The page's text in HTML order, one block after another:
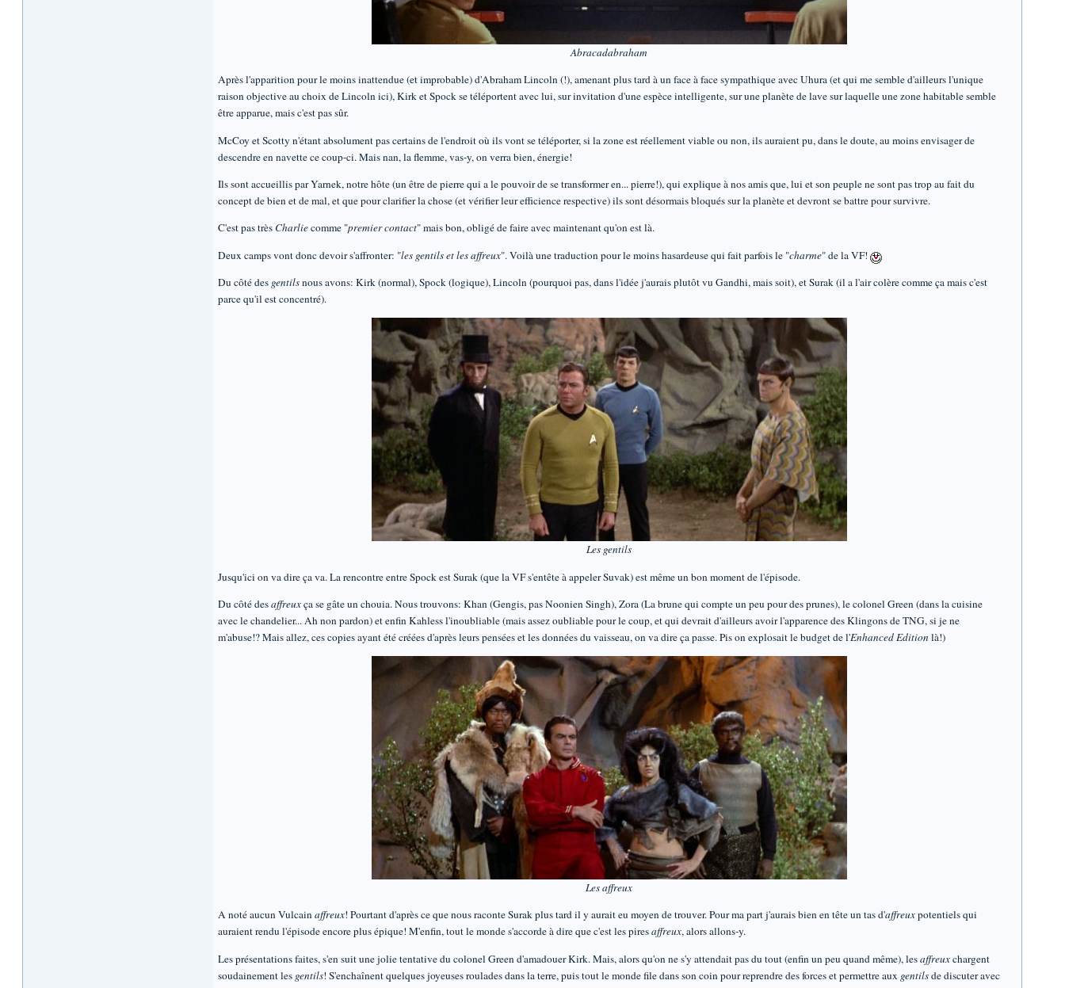
Abracadabraham
Après l'apparition pour le moins inattendue (et improbable) d'Abraham Lincoln (!), amenant plus tard à un face à face sympathique avec Uhura (et qui me semble d'ailleurs l'unique
raison objective au choix de Lincoln ici), Kirk et Spock se téléportent avec lui, sur invitation d'une espèce intelligente, sur une planète de lave sur laquelle une zone habitable semble
être apparue, mais c'est pas sûr.
McCoy et Scotty n'étant absolument pas certains de l'endroit où ils vont se téléporter, si la zone est réellement viable ou non, ils auraient pu, dans le doute, au moins envisager de
descendre en navette ce coup-ci. Mais nan, la flemme, vas-y, on verra bien, énergie!
Ils sont accueillis par Yarnek, notre hôte (un être de pierre qui a le pouvoir de se transformer en... pierre!), qui explique à nos amis que, lui et son peuple ne sont pas trop au fait du
concept de bien et de mal, et que pour clarifier la chose (et vérifier leur efficience respective) ils sont désormais bloqués sur la planète et devront se battre pour survivre.
C'est pas très Charliecomme "premier contact" mais bon, obligé de faire avec maintenant qu'on est là.
Deux camps vont donc devoir s'affronter: "les gentils et les affreux". Voilà une traduction pour le moins hasardeuse qui fait parfois le "charme" de la VF!
Du côté des gentilsnous avons: Kirk (normal), Spock (logique), Lincoln (pourquoi pas, dans l'idée j'aurais plutôt vu Gandhi, mais soit), et Surak (il a l'air colère comme ça mais c'est
parce qu'il est concentré).
Les gentils
Jusqu'ici on va dire ça va. La rencontre entre Spock est Surak (que la VF s'entête à appeler Suvak) est même un bon moment de l'épisode.
Du côté desaffreuxça se gâte un chouia. Nous trouvons: Khan (Gengis, pas Noonien Singh), Zora (La brune qui compte un peu pour des prunes), le colonel Green (dans la cuisine
avec le chandelier... Ah non pardon) et enfin Kahless l'inoubliable (mais assez oubliable pour le coup, et qui devrait d'ailleurs avoir l'apparence des Klingons de TNG, si je ne
m'abuse!? Mais allez, ces copies ayant été créées d'après leurs pensées et les données du vaisseau, on va dire ça passe. Pis on explosait le budget de l'Enhanced Edition là!)
Les affreux
A noté aucun Vulcainaffreux! Pourtant d'après ce que nous raconte Surak plus tard il y aurait eu moyen de trouver. Pour ma part j'aurais bien en tête un tas d'affreuxpotentiels qui
auraient rendu l'épisode encore plus épique! M'enfin, tout le monde s'accorde à dire que c'est les piresaffreux, alors allons-y.
Les présentations faites, s'en suit une jolie tentative du colonel Green d'amadouer Kirk. Mais, alors qu'on ne s'y attendait pas du tout (enfin un peu quand même), lesaffreuxchargent
soudainement les gentils! S'enchaînent quelques joyeuses roulades dans la terre, puis tout le monde file dans son coin pour reprendre des forces et permettre aux gentilsde discuter avec